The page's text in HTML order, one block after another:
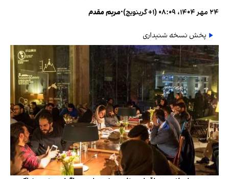
۲۴ مهر ۱۴۰۴، ۰۸:۰۹ (‎+۱ گرینویچ) •مریم مقدم
پخش نسخه شنیداری